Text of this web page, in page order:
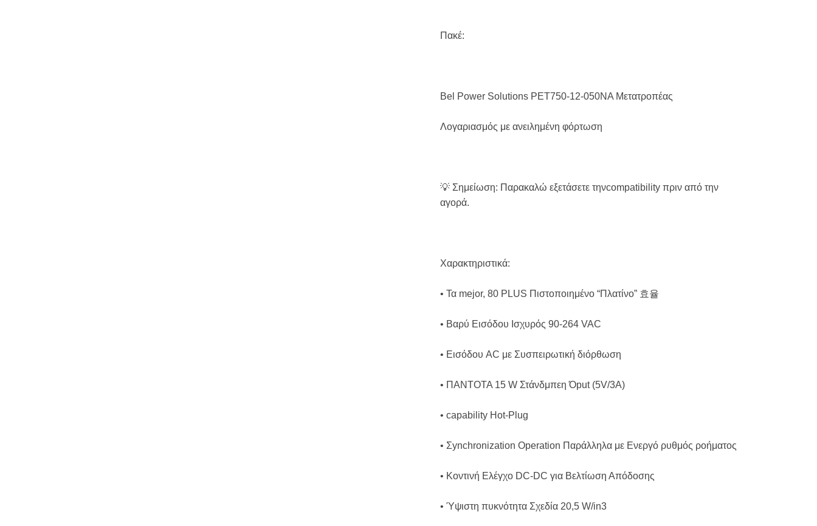
Πακέ:
Bel Power Solutions PET750-12-050NA Μετατροπέας
Λογαριασμός με ανειλημένη φόρτωση
💡 Σημείωση: Παρακαλώ εξετάσετε τηνcompatibility πριν από την
αγορά.
Χαρακτηριστικά:
• Τα mejor, 80 PLUS Πιστοποιημένο “Πλατίνο” 효율
• Βαρύ Εισόδου Ισχυρός 90-264 VAC
• Εισόδου AC με Συσπειρωτική διόρθωση
• ΠΑΝΤΟΤΑ 15 W Στάνδμπεη Όput (5V/3A)
• capability Hot-Plug
• Σynchronization Operation Παράλληλα με Ενεργό ρυθμός ροήματος
• Κοντινή Ελέγχο DC-DC για Βελτίωση Απόδοσης
• Ύψιστη πυκνότητα Σχεδία 20,5 W/in3